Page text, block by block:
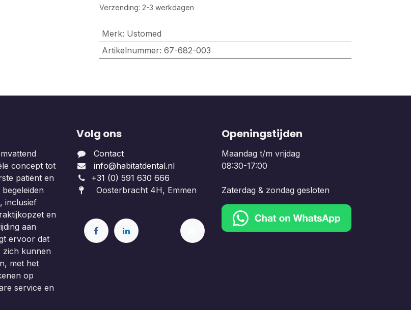
Verzending: 2-3 werkdagen
Merk: Ustomed
Artikelnummer: 67-682-003
concept tot
patiënt en
inclusief
en
aan
ervoor dat
zich kunnen
met het
op
service en
Volg ons
Contact
info@habitatdental.nl
+31 (0) 591 630 666
Oosterbracht 4H, Emmen
Openingstijden
Maandag t/m vrijdag
08:30-17:00
Zaterdag & zondag gesloten